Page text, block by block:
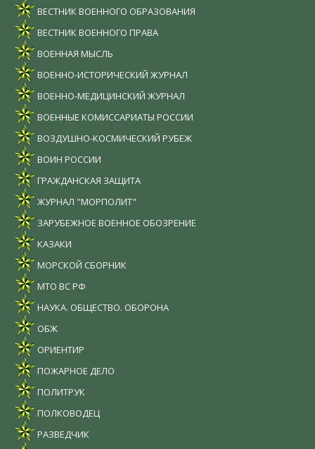
ВЕСТНИК ВОЕННОГО ОБРАЗОВАНИЯ
ВЕСТНИК ВОЕННОГО ПРАВА
ВОЕННАЯ МЫСЛЬ
ВОЕННО-ИСТОРИЧЕСКИЙ ЖУРНАЛ
ВОЕННО-МЕДИЦИНСКИЙ ЖУРНАЛ
ВОЕННЫЕ КОМИССАРИАТЫ РОССИИ
ВОЗДУШНО-КОСМИЧЕСКИЙ РУБЕЖ
ВОИН РОССИИ
ГРАЖДАНСКАЯ ЗАЩИТА
ЖУРНАЛ "МОРПОЛИТ"
ЗАРУБЕЖНОЕ ВОЕННОЕ ОБОЗРЕНИЕ
КАЗАКИ
МОРСКОЙ СБОРНИК
МТО ВС РФ
НАУКА. ОБЩЕСТВО. ОБОРОНА
ОБЖ
ОРИЕНТИР
ПОЖАРНОЕ ДЕЛО
ПОЛИТРУК
ПОЛКОВОДЕЦ
РАЗВЕДЧИК